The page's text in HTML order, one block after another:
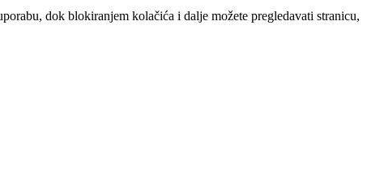
dok blokiranjem kolačića i dalje možete pregledavati stranicu,